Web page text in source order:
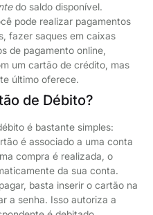
do saldo disponível.
pode realizar pagamentos
fazer saques em caixas
de pagamento online,
um cartão de crédito, mas
último oferece.
de Débito?
é bastante simples:
é associado a uma conta
compra é realizada, o
da sua conta.
basta inserir o cartão na
a senha. Isso autoriza a